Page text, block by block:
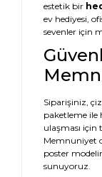
estetik bir
ev hediyesi,
sevenler için
Siparişiniz,
paketleme ile
ulaşması
Memnuniyet
poster
sunuyoruz.